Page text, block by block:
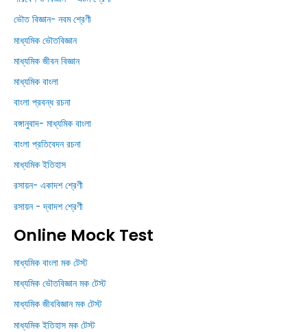
ভৌত বিজ্ঞান- নবম শ্রেণী
মাধ্যমিক ভৌতবিজ্ঞান
মাধ্যমিক জীবন বিজ্ঞান
মাধ্যমিক বাংলা
বাংলা প্রবন্ধ রচনা
বঙ্গানুবাদ- মাধ্যমিক বাংলা
বাংলা প্রতিবেদন রচনা
মাধ্যমিক ইতিহাস
রসায়ন- একাদশ শ্রেণী
রসায়ন - দ্বাদশ শ্রেণী
Online Mock Test
মাধ্যমিক বাংলা মক টেস্ট
মাধ্যমিক ভৌতবিজ্ঞান মক টেস্ট
মাধ্যমিক জীববিজ্ঞান মক টেস্ট
মাধ্যমিক ইতিহাস মক টেস্ট